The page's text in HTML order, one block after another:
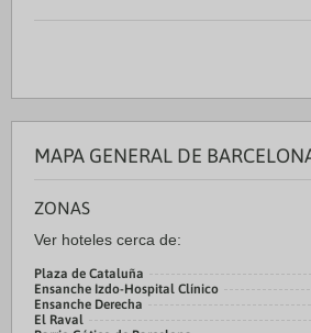
MAPA GENERAL DE
ZONAS
Ver hoteles cerca de:
Plaza de Cataluña
Ensanche Izdo-Hospital Clínico
Ensanche Derecha
El Raval